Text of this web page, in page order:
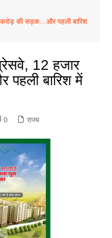
करोड़ की सड़क…और पहली बारिश
12 हजार
बारिश में
0 राज्य